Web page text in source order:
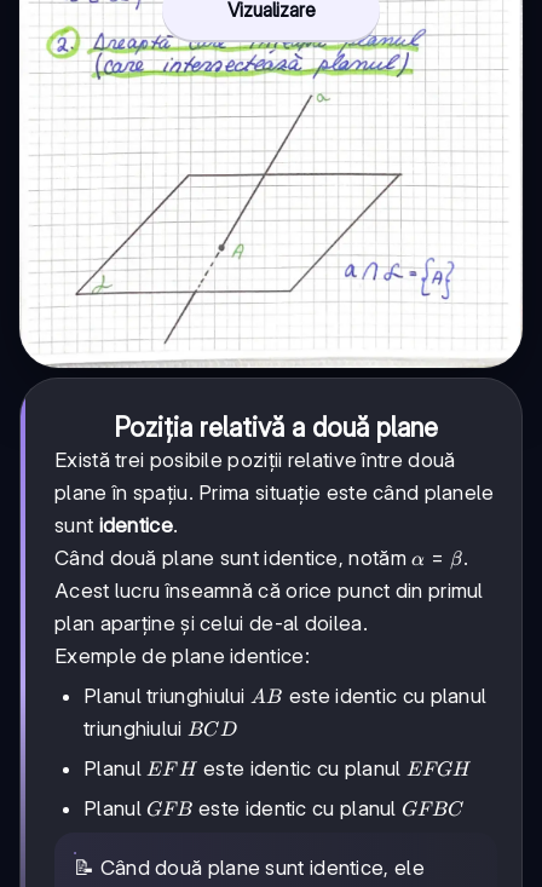
Vizualizare
Poziția relativă a două plane
Există trei posibile poziții relative între două
plane în spațiu. Prima situație este când planele
sunt identice.
Când două plane sunt identice, notăm\alpha
=
\beta
α = β.
Acest lucru înseamnă că orice punct din primul
plan aparține și celui de-al doilea.
Exemple de plane identice:
Planul triunghiului AB
AB este identic cu planul
triunghiului BCD
BCD
PlanulEFH
EFH este identic cu planul EFGH
EFGH
PlanulGFB
GFB este identic cu planulGFBC
GFBC
📝 Când două plane sunt identice, ele